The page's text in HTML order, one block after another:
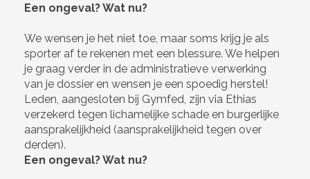
Een ongeval? Wat nu?
We wensen je het niet toe, maar soms krijg je als
sporter af te rekenen met een blessure. We helpen
je graag verder in de administratieve verwerking
van je dossier en wensen je een spoedig herstel!
Leden, aangesloten bij Gymfed, zijn via Ethias
verzekerd tegen lichamelijke schade en burgerlijke
aansprakelijkheid (aansprakelijkheid tegen over
derden).
Een ongeval? Wat nu?